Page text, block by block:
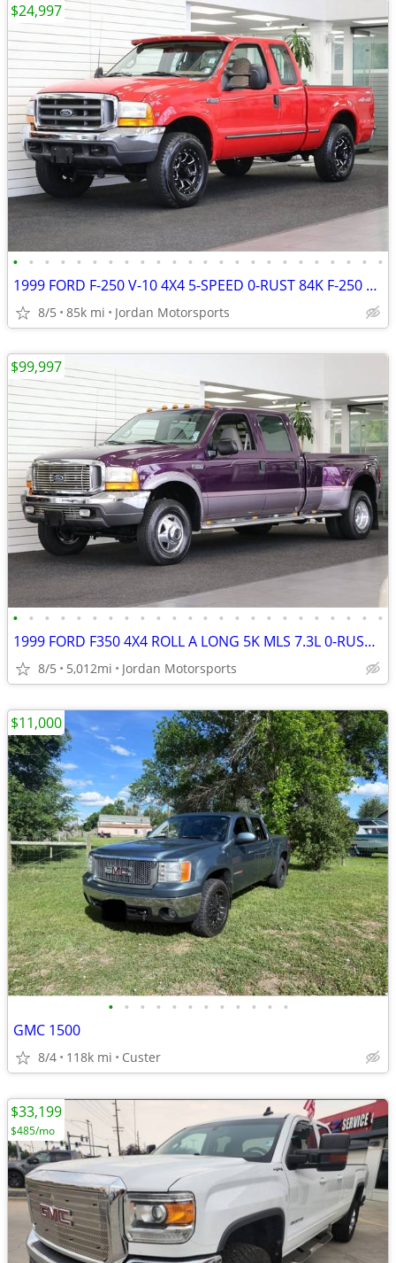
• • • • • • • • • • • • • • • • • • • • • • • •
1999 FORD F-250 V-10 4X4 5-SPEED 0-RUST 84K F-250 F350 2000 2001 2002
8/5 85k mi Jordan Motorsports
$24,997
• • • • • • • • • • • • • • • • • • • • • • • •
1999 FORD F350 4X4 ROLL A LONG 5K MLS 7.3L 0-RUST F-350 2000 2001 2002
8/5 5,012mi Jordan Motorsports
$99,997
• • • • • • • • • • • •
GMC 1500
8/4 118k mi Custer
$11,000
$33,199
$485/mo